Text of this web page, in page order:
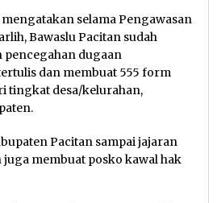
selama Pengawasan
Bawaslu Pacitan sudah
pencegahan dugaan
dan membuat 555 form
tingkat desa/kelurahan,
Pacitan sampai jajaran
juga membuat posko kawal hak